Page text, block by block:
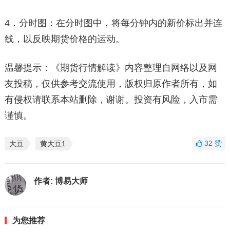
4．分时图：在分时图中，将每分钟内的新价标出并连
线，以反映期货价格的运动。
温馨提示：《期货行情解读》内容整理自网络以及网
友投稿，仅供参考交流使用，版权归原作者所有，如
有侵权请联系本站删除，谢谢。投资有风险，入市需
谨慎。
大豆 黄大豆1 32赞
作者: 博易大师
为您推荐